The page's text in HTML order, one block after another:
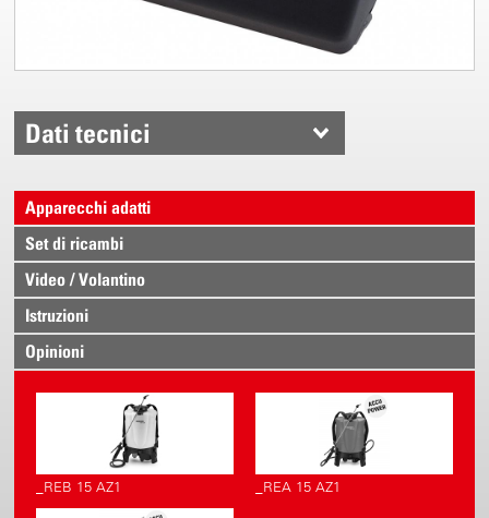
Dati tecnici
Apparecchi adatti
Set di ricambi
Video / Volantino
Istruzioni
Opinioni
_REB 15 AZ1 _REA 15 AZ1